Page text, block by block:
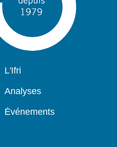
Navigation
L'Ifri
Analyses
Événements